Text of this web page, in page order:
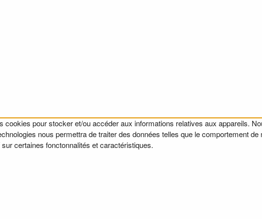
cookies pour stocker et/ou accéder aux informations relatives aux appareils.
nous permettra de traiter des données telles que le comportement
certaines fonctonnalités et caractéristiques.